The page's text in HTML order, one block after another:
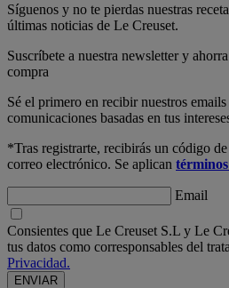
Síguenos y no te pierdas nuestras
últimas noticias de Le Creuset.
Suscríbete a nuestra newsletter y
compra
Sé el primero en recibir nuestros
comunicaciones basadas en tus
*Tras registrarte, recibirás un código
correo electrónico. Se aplican
Email
Consientes que Le Creuset S.L y Le
tus datos como corresponsables del
Privacidad.